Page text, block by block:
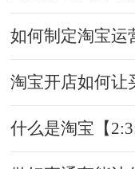
如何制定淘宝运
淘宝开店如何让
什么是淘宝【